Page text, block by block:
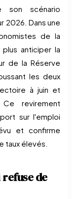
2026. Dans une
de la
anticiper la
de la Réserve
les deux
à juin et
revirement
sur l'emploi
et confirme
taux élevés.
de